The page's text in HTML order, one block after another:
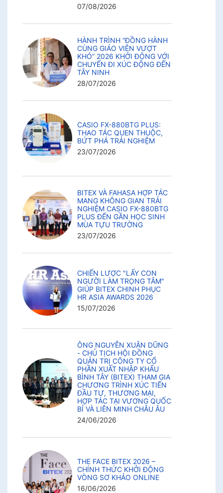
07/08/2026
HÀNH TRÌNH “ĐỒNG HÀNH
CÙNG GIÁO VIÊN VƯỢT
KHÓ” 2026 KHỞI ĐỘNG VỚI
CHUYẾN ĐI XÚC ĐỘNG ĐẾN
TÂY NINH
28/07/2026
CASIO FX-880BTG PLUS:
THAO TÁC QUEN THUỘC,
BỨT PHÁ TRẢI NGHIỆM
23/07/2026
BITEX VÀ FAHASA HỢP TÁC
MANG KHÔNG GIAN TRẢI
NGHIỆM CASIO FX-880BTG
PLUS ĐẾN GẦN HỌC SINH
MÙA TỰU TRƯỜNG
23/07/2026
CHIẾN LƯỢC "LẤY CON
NGƯỜI LÀM TRỌNG TÂM"
GIÚP BITEX CHINH PHỤC
HR ASIA AWARDS 2026
15/07/2026
ÔNG NGUYỄN XUÂN DŨNG
- CHỦ TỊCH HỘI ĐỒNG
QUẢN TRỊ CÔNG TY CỔ
PHẦN XUẤT NHẬP KHẨU
BÌNH TÂY (BITEX) THAM GIA
CHƯƠNG TRÌNH XÚC TIẾN
ĐẦU TƯ, THƯƠNG MẠI,
HỢP TÁC TẠI VƯƠNG QUỐC
BỈ VÀ LIÊN MINH CHÂU ÂU
24/06/2026
THE FACE BITEX 2026 –
CHÍNH THỨC KHỞI ĐỘNG
VÒNG SƠ KHẢO ONLINE
16/06/2026